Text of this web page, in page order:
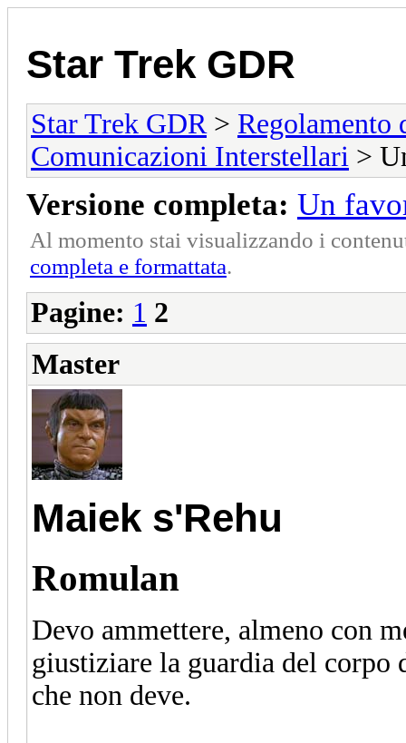
Star Trek GDR
Star Trek GDR > Regolamento
Comunicazioni Interstellari >
Versione completa: Un
Al momento stai visualizzando i
completa e formattata.
Pagine: 1 2
Master
Maiek s'Rehu
Romulan
Devo ammettere, almeno con
giustiziare la guardia del
che non deve.